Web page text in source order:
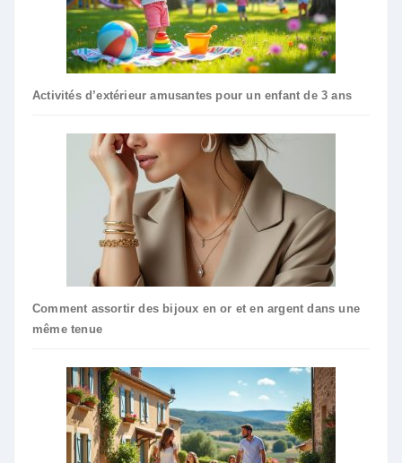
Activités d’extérieur amusantes pour un enfant de 3 ans
Comment assortir des bijoux en or et en argent dans une
même tenue